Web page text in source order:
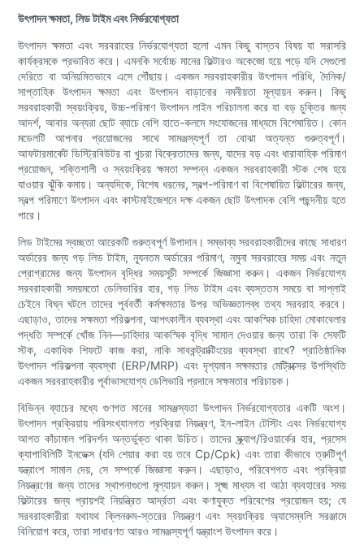
উৎপাদন ক্ষমতা, লিড টাইম এবং নির্ভরযোগ্যতা
উৎপাদন ক্ষমতা এবং সরবরাহের নির্ভরযোগ্যতা হলো এমন কিছু বাস্তব বিষয় যা সরাসরি
কার্যক্রমকে প্রভাবিত করে। এমনকি সর্বোচ্চ মানের ফিল্টারও অকেজো হয়ে পড়ে যদি সেগুলো
দেরিতে বা অনিয়মিতভাবে এসে পৌঁছায়। একজন সরবরাহকারীর উৎপাদন পরিধি, দৈনিক/
সাপ্তাহিক উৎপাদন ক্ষমতা এবং উৎপাদন বাড়ানোর নমনীয়তা মূল্যায়ন করুন। কিছু
সরবরাহকারী স্বয়ংক্রিয়, উচ্চ-পরিমাণ উৎপাদন লাইন পরিচালনা করে যা বড় চুক্তির জন্য
আদর্শ, আবার অন্যরা ছোট ব্যাচে বেশি হাতে-কলমে সংযোজনের মাধ্যমে বিশেষায়িত। কোন
মডেলটি আপনার প্রয়োজনের সাথে সামঞ্জস্যপূর্ণ তা বোঝা অত্যন্ত গুরুত্বপূর্ণ।
আফটারমার্কেট ডিস্ট্রিবিউটর বা খুচরা বিক্রেতাদের জন্য, যাদের বড় এবং ধারাবাহিক পরিমাণ
প্রয়োজন, শক্তিশালী ও স্বয়ংক্রিয় ক্ষমতা সম্পন্ন একজন সরবরাহকারী স্টক শেষ হয়ে
যাওয়ার ঝুঁকি কমায়। অন্যদিকে, বিশেষ ধরনের, স্বল্প-পরিমাণ বা বিশেষায়িত ফিল্টারের জন্য,
স্বল্প পরিমাণে উৎপাদন এবং কাস্টমাইজেশনে দক্ষ একজন ছোট উৎপাদক বেশি পছন্দনীয় হতে
পারে।
লিড টাইমের স্বচ্ছতা আরেকটি গুরুত্বপূর্ণ উপাদান। সম্ভাব্য সরবরাহকারীদের কাছে সাধারণ
অর্ডারের জন্য গড় লিড টাইম, ন্যূনতম অর্ডারের পরিমাণ, নমুনা সরবরাহের সময় এবং নতুন
প্রোগ্রামের জন্য উৎপাদন বৃদ্ধির সময়সূচী সম্পর্কে জিজ্ঞাসা করুন। একজন নির্ভরযোগ্য
সরবরাহকারী সময়মতো ডেলিভারির হার, গড় লিড টাইম এবং ব্যস্ততম সময়ে বা সাপ্লাই
চেইনে বিঘ্ন ঘটলে তাদের পূর্ববর্তী কর্মক্ষমতার উপর অভিজ্ঞতালব্ধ তথ্য সরবরাহ করবে।
এছাড়াও, তাদের সক্ষমতা পরিকল্পনা, আপৎকালীন ব্যবস্থা এবং আকস্মিক চাহিদা মোকাবেলার
পদ্ধতি সম্পর্কে খোঁজ নিন—চাহিদার আকস্মিক বৃদ্ধি সামাল দেওয়ার জন্য তারা কি সেফটি
স্টক, একাধিক শিফটে কাজ করা, নাকি সাবকন্ট্রাক্টিংয়ের ব্যবস্থা রাখে? প্রাতিষ্ঠানিক
উৎপাদন পরিকল্পনা ব্যবস্থা (ERP/MRP) এবং দৃশ্যমান সক্ষমতার মেট্রিক্সের উপস্থিতি
একজন সরবরাহকারীর পূর্বাভাসযোগ্য ডেলিভারি প্রদানে সক্ষমতার পরিচায়ক।
বিভিন্ন ব্যাচের মধ্যে গুণগত মানের সামঞ্জস্যতা উৎপাদন নির্ভরযোগ্যতার একটি অংশ।
উৎপাদন প্রক্রিয়ায় পরিসংখ্যানগত প্রক্রিয়া নিয়ন্ত্রণ, ইন-লাইন টেস্টিং এবং নির্ভরযোগ্য
আগত কাঁচামাল পরিদর্শন অন্তর্ভুক্ত থাকা উচিত। তাদের স্ক্র্যাপ/রিওয়ার্কের হার, প্রসেস
ক্যাপাবিলিটি ইনডেক্স (যদি শেয়ার করা হয় তবে Cp/Cpk) এবং তারা কীভাবে ত্রুটিপূর্ণ
যন্ত্রাংশ সামাল দেয়, সে সম্পর্কে জিজ্ঞাসা করুন। এছাড়াও, পরিবেশগত এবং প্রক্রিয়া
নিয়ন্ত্রণের জন্য তাদের স্থাপনাগুলো মূল্যায়ন করুন। সূক্ষ্ম মাধ্যম বা আঠা ব্যবহারের সময়
ফিল্টারের জন্য প্রায়শই নিয়ন্ত্রিত আর্দ্রতা এবং কণাযুক্ত পরিবেশের প্রয়োজন হয়; যে
সরবরাহকারীরা যথাযথ ক্লিনরুম-স্তরের নিয়ন্ত্রণ এবং স্বয়ংক্রিয় অ্যাসেম্বলি সরঞ্জামে
বিনিয়োগ করে, তারা সাধারণত আরও সামঞ্জস্যপূর্ণ যন্ত্রাংশ উৎপাদন করে।